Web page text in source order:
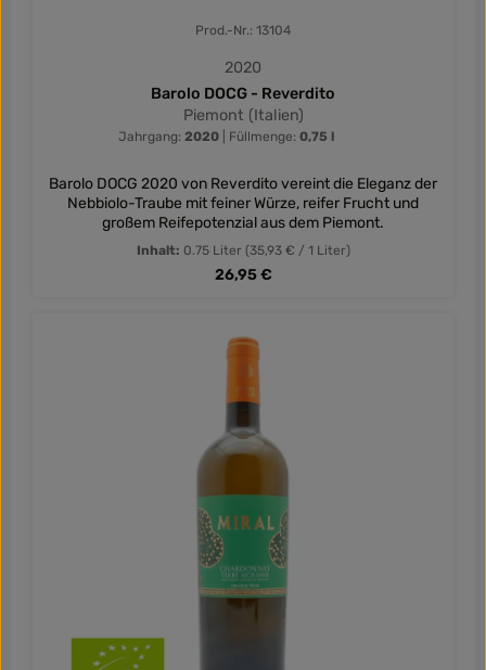
Prod.-Nr.: 13104
2020
Barolo DOCG - Reverdito
Piemont (Italien)
Jahrgang:2020 Füllmenge:0,75 l
Barolo DOCG 2020 von Reverdito vereint die Eleganz der
Nebbiolo-Traube mit feiner Würze, reifer Frucht und
großem Reifepotenzial aus dem Piemont.
Inhalt: 0.75 Liter (35,93 € / 1 Liter)
Regulärer Preis:
26,95 €